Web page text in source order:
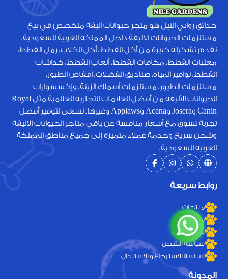
حدائق روابي النيل هو متجر حيوانات أليفة متخصص في بيع
مستلزمات الحيوانات الأليفة داخل المملكة العربية السعودية.
نقدم تشكيلة كبيرة من أكل القطط، أكل الكلاب، رمل القطط،
معلبات القطط، مكافآت القطط، ألعاب القطط، خداشات
القطط، نوافير المياه، صناديق الفضلات، أقفاص الطيور،
مستلزمات الطيور، مستلزمات أسماك الزينة، وإكسسوارات
الحيوانات الأليفة من أفضل العلامات التجارية العالمية مثل Royal
Canin وJosera وAcana وApplaws وغيرها. نسعى لتوفير أفضل
تجربة تسوق مع أسعار منافسة عن باقي متاجر الحيوانات الاليفة
وشحن سريع وخدمة عملاء متميزة إلى جميع مناطق المملكة
العربية السعودية.
روابط سريعة
منتجات
من نحن
تواصل معنا
سياسة الشحن
سياسه الاسترجاع و الاستبدال
المدونة